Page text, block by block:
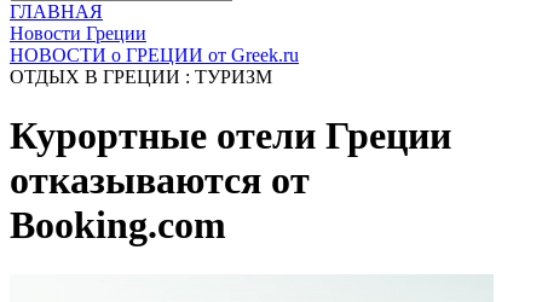
ГЛАВНАЯ
Новости Греции
НОВОСТИ о ГРЕЦИИ от Greek.ru
ОТДЫХ В ГРЕЦИИ : ТУРИЗМ
Курортные отели Греции
отказываются от
Booking.com